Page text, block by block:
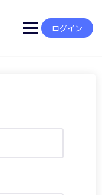
ログイン